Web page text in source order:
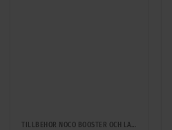
TILLBEHÖR NOCO BOOSTER OCH LADDARE